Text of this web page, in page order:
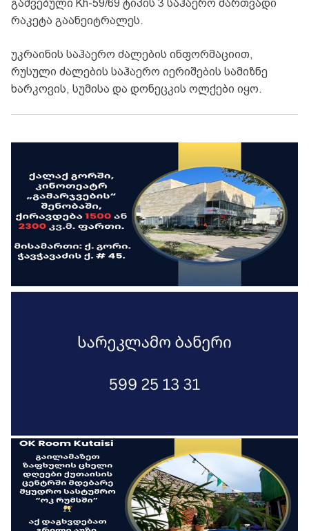
გაშვებული Kh-59/69 ტიპის 3 საჰაერო მართვადი
რაკეტა გაანეიტრალეს.
უკრაინის საჰაერო ძალების ინფორმაციით,
რუსული ძალების საჰაერო იერიშების სამიზნე
ხარკოვის, სუმისა და დონეცკის ოლქები იყო.